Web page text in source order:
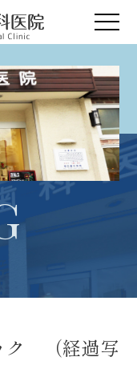
ク （経過写